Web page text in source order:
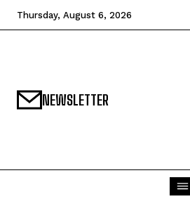
Thursday, August 6, 2026
NEWSLETTER